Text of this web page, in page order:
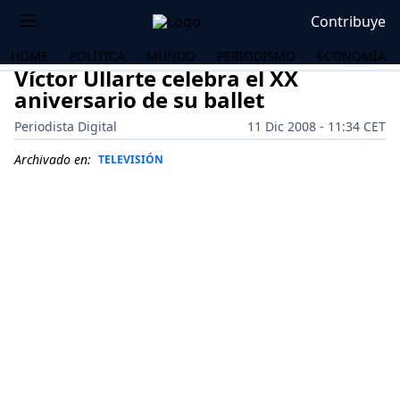
Contribuye
HOME POLÍTICA MUNDO PERIODISMO ECONOMÍA
Víctor Ullarte celebra el XX
aniversario de su ballet
Periodista Digital
11 Dic 2008 - 11:34 CET
Archivado en: TELEVISIÓN